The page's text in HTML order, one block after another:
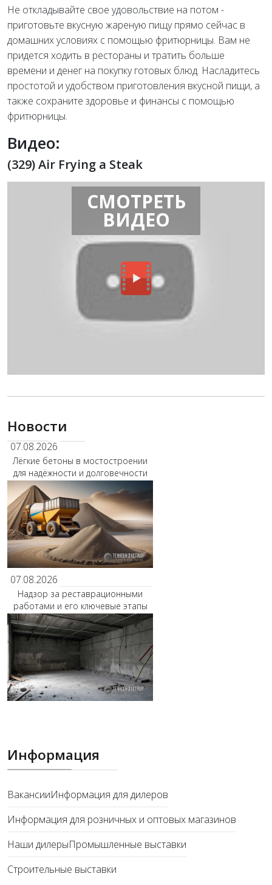
Не откладывайте свое удовольствие на потом -
приготовьте вкусную жареную пищу прямо сейчас в
домашних условиях с помощью фритюрницы. Вам не
придется ходить в рестораны и тратить больше
времени и денег на покупку готовых блюд. Насладитесь
простотой и удобством приготовления вкусной пищи, а
также сохраните здоровье и финансы с помощью
фритюрницы.
Видео:
(329) Air Frying a Steak
СМОТРЕТЬ
ВИДЕО
Новости
07.08.2026
Лёгкие бетоны в мостостроении
для надёжности и долговечности
07.08.2026
Надзор за реставрационными
работами и его ключевые этапы
Информация
ВакансииИнформация для дилеров
Информация для розничных и оптовых магазинов
Наши дилерыПромышленные выставки
Строительные выставки